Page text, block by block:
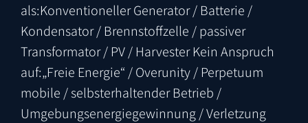
als:Konventioneller Generator / Batterie /
Kondensator / Brennstoffzelle / passiver
Transformator / PV / Harvester Kein Anspruch
auf:„Freie Energie“ / Overunity / Perpetuum
mobile / selbsterhaltender Betrieb /
Umgebungsenergiegewinnung / Verletzung